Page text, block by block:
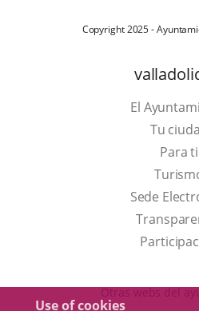
Use of cookies
Copyright 2025 -
El
Tu
Para ti
Sede
Otras webs del